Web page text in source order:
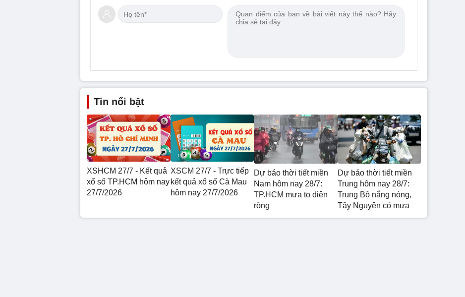
Tin nổi bật
XSHCM 27/7 - Kết quả
xổ số TP.HCM hôm nay
27/7/2026
XSCM 27/7 - Trực tiếp
kết quả xổ số Cà Mau
hôm nay 27/7/2026
Dự báo thời tiết miền
Nam hôm nay 28/7:
TP.HCM mưa to diện
rộng
Dự báo thời tiết miền
Trung hôm nay 28/7:
Trung Bộ nắng nóng,
Tây Nguyên có mưa